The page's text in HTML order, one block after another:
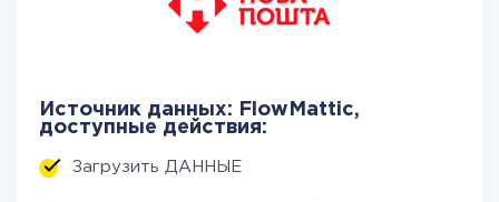
Источник данных: FlowMattic,
доступные действия:
Загрузить ДАННЫЕ